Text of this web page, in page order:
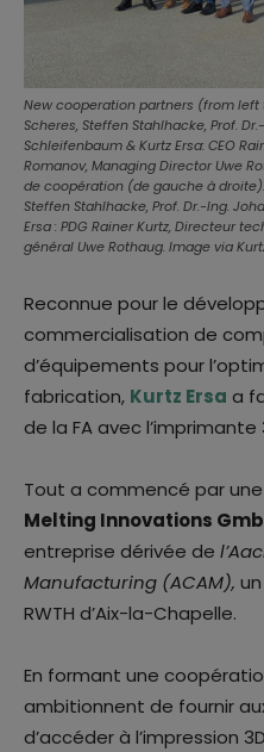
New cooperation partners (from left
Scheres, Steffen Stahlhacke, Prof.
Schleifenbaum & Kurtz Ersa: CEO
Romanov, Managing Director Uwe
de coopération (de gauche à droite).
Steffen Stahlhacke, Prof. Dr.-Ing.
Ersa : PDG Rainer Kurtz, Directeur
général Uwe Rothaug. Image via
Reconnue pour le
commercialisation de
d’équipements pour
fabrication, Kurtz Ersa a
de la FA avec l’imprimante
Tout a commencé par
Melting Innovations
entreprise dérivée de
Manufacturing (ACAM),
RWTH d’Aix-la-Chapelle.
En formant une
ambitionnent de fournir
d’accéder à l’impression